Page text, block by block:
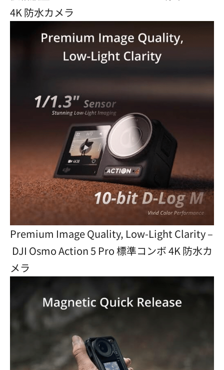
4K 防水カメラ
Premium Image Quality, Low-Light Clarity –
DJI Osmo Action 5 Pro 標準コンボ 4K 防水カ
メラ